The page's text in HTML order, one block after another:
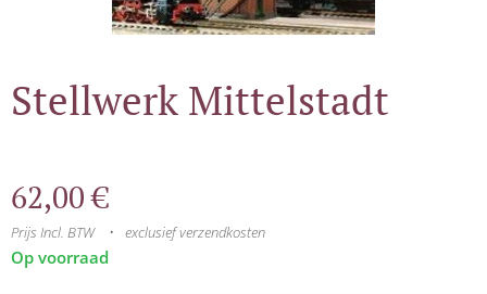
Stellwerk Mittelstadt
62,00€
Prijs Incl. BTW exclusief verzendkosten
Op voorraad